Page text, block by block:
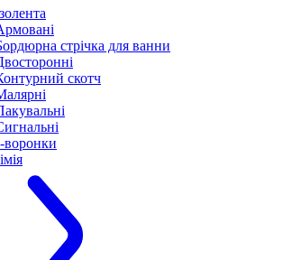
стрічка для ванни
скотч
воронки